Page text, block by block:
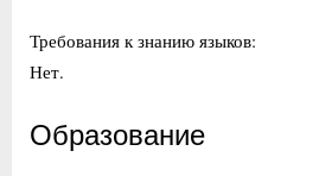
Требования к знанию языков:
Нет.
Образование